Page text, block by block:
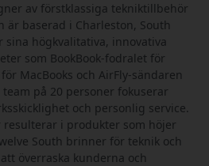
av förstklassiga tekniktillbehör
är baserad i Charleston, South
sina högkvalitativa, innovativa
som BookBook-fodralet för
MacBooks och AirFly-sändaren
på 20 personer fokuserar
och personlig service.
resulterar i produkter som höjer
South brinner för teknik och
överraska kunderna och